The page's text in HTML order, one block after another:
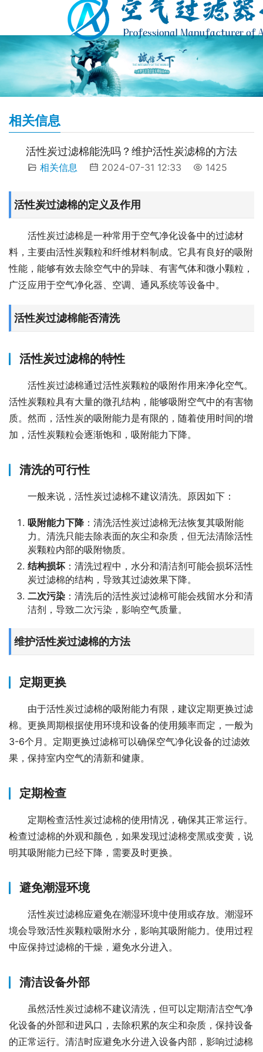
相关信息
活性炭过滤棉能洗吗？维护活性炭滤棉的方法
相关信息 2024-07-31 12:33 1425
活性炭过滤棉的定义及作用
活性炭过滤棉是一种常用于空气净化设备中的过滤材
料，主要由活性炭颗粒和纤维材料制成。它具有良好的吸附
性能，能够有效去除空气中的异味、有害气体和微小颗粒，
广泛应用于空气净化器、空调、通风系统等设备中。
活性炭过滤棉能否清洗
活性炭过滤棉的特性
活性炭过滤棉通过活性炭颗粒的吸附作用来净化空气。
活性炭颗粒具有大量的微孔结构，能够吸附空气中的有害物
质。然而，活性炭的吸附能力是有限的，随着使用时间的增
加，活性炭颗粒会逐渐饱和，吸附能力下降。
清洗的可行性
一般来说，活性炭过滤棉不建议清洗。原因如下：
吸附能力下降 ：清洗活性炭过滤棉无法恢复其吸附能
力。清洗只能去除表面的灰尘和杂质，但无法清除活性
炭颗粒内部的吸附物质。
结构损坏 ：清洗过程中，水分和清洁剂可能会损坏活性
炭过滤棉的结构，导致其过滤效果下降。
二次污染 ：清洗后的活性炭过滤棉可能会残留水分和清
洁剂，导致二次污染，影响空气质量。
维护活性炭过滤棉的方法
定期更换
由于活性炭过滤棉的吸附能力有限，建议定期更换过滤
棉。更换周期根据使用环境和设备的使用频率而定，一般为
3-6个月。定期更换过滤棉可以确保空气净化设备的过滤效
果，保持室内空气的清新和健康。
定期检查
定期检查活性炭过滤棉的使用情况，确保其正常运行。
检查过滤棉的外观和颜色，如果发现过滤棉变黑或变黄，说
明其吸附能力已经下降，需要及时更换。
避免潮湿环境
活性炭过滤棉应避免在潮湿环境中使用或存放。潮湿环
境会导致活性炭颗粒吸附水分，影响其吸附能力。使用过程
中应保持过滤棉的干燥，避免水分进入。
清洁设备外部
虽然活性炭过滤棉不建议清洗，但可以定期清洁空气净
化设备的外部和进风口，去除积累的灰尘和杂质，保持设备
的正常运行。清洁时应避免水分进入设备内部，影响过滤棉